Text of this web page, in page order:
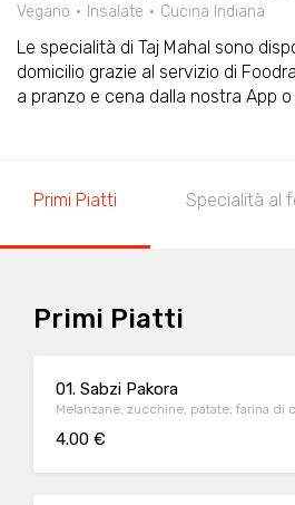
Vegano
Insalate Cucina Indiana
Le specialità di Taj Mahal sono
domicilio grazie al servizio di
a pranzo e cena dalla nostra App
Primi Piatti Specialità al
Primi Piatti
01. Sabzi Pakora
Melanzane, zucchine, patate, farina di
4.00 €